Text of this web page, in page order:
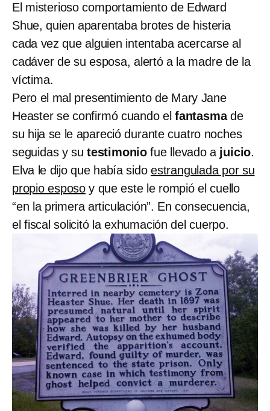
El misterioso comportamiento de Edward
Shue, quien aparentaba brotes de histeria
cada vez que alguien intentaba acercarse al
cadáver de su esposa, alertó a la madre de la
víctima.
Pero el mal presentimiento de Mary Jane
Heaster se confirmó cuando el fantasmade
su hija se le apareció durante cuatro noches
seguidas y sutestimonio fue llevado a juicio.
Elva le dijo que había sidoestrangulada por su
propio esposo y que este le rompió el cuello
“en la primera articulación”. En consecuencia,
el fiscal solicitó la exhumación del cuerpo.